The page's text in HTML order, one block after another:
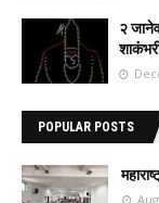
२
POPULAR POSTS